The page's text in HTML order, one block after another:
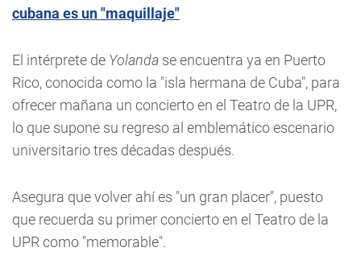
cubana es un "maquillaje"
El intérprete de Yolanda se encuentra ya en Puerto
Rico, conocida como la "isla hermana de Cuba", para
ofrecer mañana un concierto en el Teatro de la UPR,
lo que supone su regreso al emblemático escenario
universitario tres décadas después.
Asegura que volver ahí es "un gran placer", puesto
que recuerda su primer concierto en el Teatro de la
UPR como "memorable".